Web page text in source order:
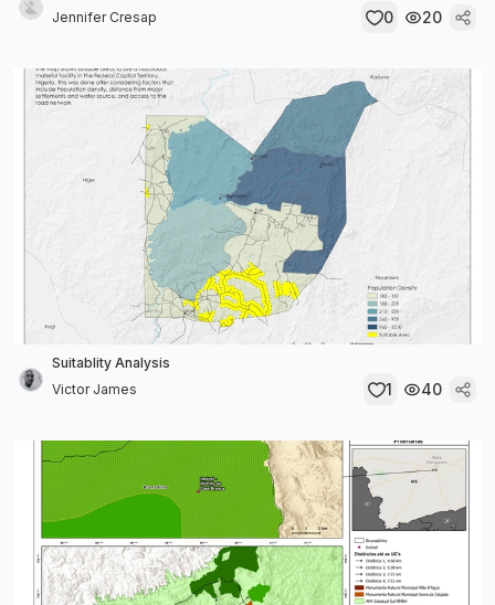
Jennifer Cresap
0 20
Suitablity Analysis
Victor James
1 40